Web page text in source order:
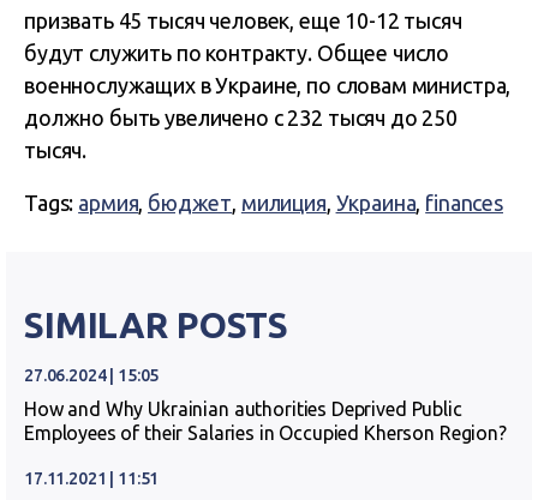
призвать 45 тысяч человек, еще 10-12 тысяч
будут служить по контракту. Общее число
военнослужащих в Украине, по словам министра,
должно быть увеличено с 232 тысяч до 250
тысяч.
Tags: армия, бюджет, милиция, Украина, finances
SIMILAR POSTS
27.06.2024 | 15:05
How and Why Ukrainian authorities Deprived Public
Employees of their Salaries in Occupied Kherson Region?
17.11.2021 | 11:51